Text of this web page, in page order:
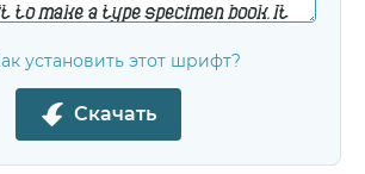
установить этот шрифт?
Скачать